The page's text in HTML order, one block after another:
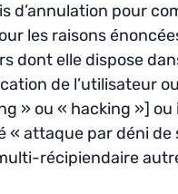
d’annulation pour
les raisons
dont elle dispose
de l’utilisateur
» ou « hacking »]
« attaque par déni
récipiendaire